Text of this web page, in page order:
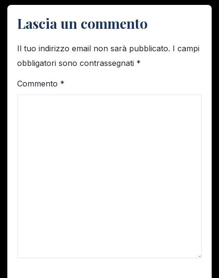
Lascia un commento
Il tuo indirizzo email non sarà pubblicato. I campi
obbligatori sono contrassegnati *
Commento *